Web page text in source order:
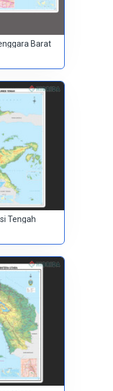
Barat
Tengah